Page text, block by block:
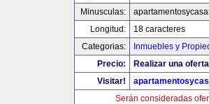
Minusculas:
Longitud:
18 caracteres
Categorias:
Inmuebles y
Precio:
Realizar una
Visitar!
Serán consideradas